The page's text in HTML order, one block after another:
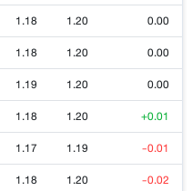
1.18 1.20
0.00
1.18 1.20
0.00
1.19 1.20
0.00
1.18 1.20
+0.01
1.17 1.19
-0.01
1.18 1.20
-0.02